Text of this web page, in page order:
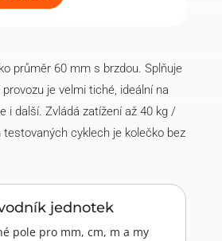
průměr 60 mm s brzdou. Splňuje
je velmi tiché, ideální na
i další. Zvládá zatížení až 40 kg /
cyklech je kolečko bez
jednotek
pole pro mm, cm, m a my